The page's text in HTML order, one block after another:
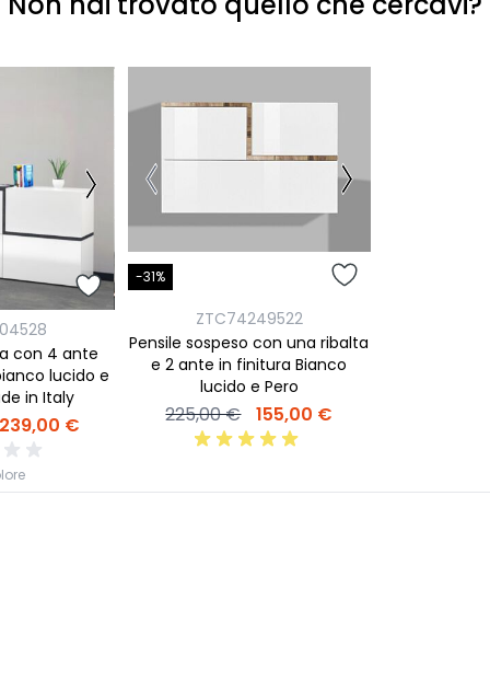
con 4 ante
lucido e
in Italy
€
-31%
ZTC74249522
Pensile sospeso con una ribalta
e 2 ante in finitura Bianco
lucido e Pero
225,00 € 155,00 €